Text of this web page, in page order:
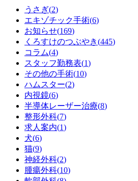
うさぎ(2)
エキゾチック手術(6)
お知らせ(169)
くろすけのつぶやき(445)
コラム(4)
スタッフ勤務表(1)
その他の手術(10)
ハムスター(2)
内視鏡(6)
半導体レーザー治療(8)
整形外科(7)
求人案内(1)
犬(6)
猫(9)
神経外科(2)
腫瘍外科(10)